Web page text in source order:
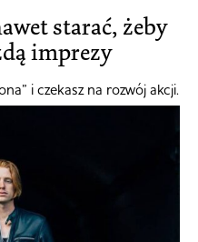
starać, żeby
imprezy
i czekasz na rozwój akcji.